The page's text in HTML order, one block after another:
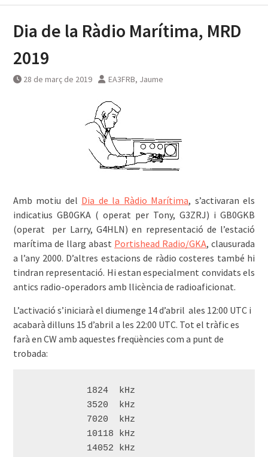
Dia de la Ràdio Marítima, MRD
2019
28 de març de 2019 EA3FRB, Jaume
Amb motiu del Dia de la Ràdio Marítima, s’activaran els
indicatius GB0GKA ( operat per Tony, G3ZRJ) i GB0GKB
(operat per Larry, G4HLN) en representació de l’estació
marítima de llarg abast Portishead Radio/GKA, clausurada
a l’any 2000. D’altres estacions de ràdio costeres també hi
tindran representació. Hi estan especialment convidats els
antics radio-operadors amb llicència de radioaficionat.
L’activació s’iniciarà el diumenge 14 d’abril ales 12:00 UTC i
acabarà dilluns 15 d’abril a les 22:00 UTC. Tot el tràfic es
farà en CW amb aquestes freqüències com a punt de
trobada:
           1824  kHz
           3520  kHz
           7020  kHz
           10118 kHz
           14052 kHz